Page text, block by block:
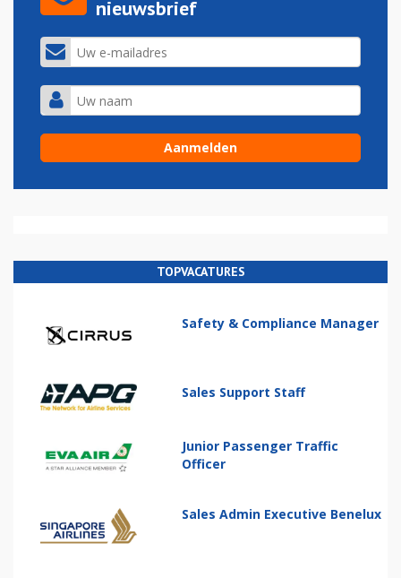
nieuwsbrief
TOPVACATURES
Safety & Compliance Manager
Sales Support Staff
Junior Passenger Traffic
Officer
Sales Admin Executive Benelux